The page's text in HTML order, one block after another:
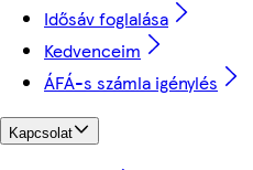
Idősáv foglalása
Kedvenceim
ÁFÁ-s számla igénylés
Kapcsolat